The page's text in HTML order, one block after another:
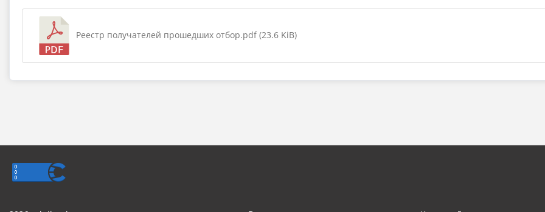
Реестр получателей прошедших отбор.pdf (23.6 KiB)